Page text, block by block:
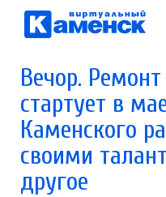
Вечор.
стартует в
Каменского
своими
другое